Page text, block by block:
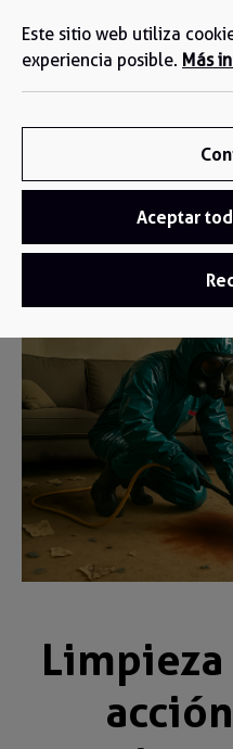
principal
Este sitio web utiliza
experiencia posible. Más
Aceptar